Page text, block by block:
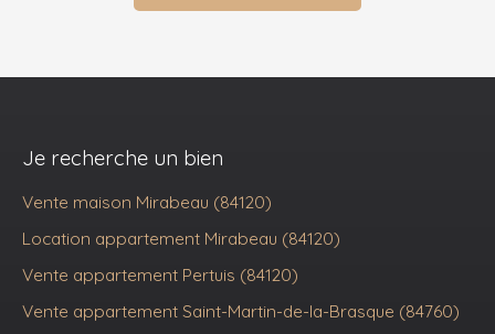
Je recherche un bien
Vente maison Mirabeau (84120)
Location appartement Mirabeau (84120)
Vente appartement Pertuis (84120)
Vente appartement Saint-Martin-de-la-Brasque (84760)